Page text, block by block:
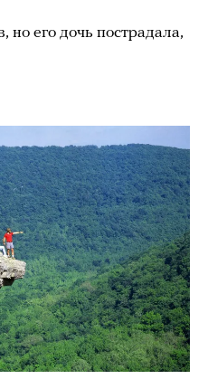
его дочь пострадала,